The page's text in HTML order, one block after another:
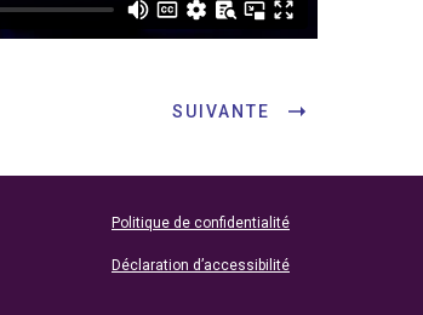
SUIVANTE
Politique de confidentialité
Déclaration d’accessibilité